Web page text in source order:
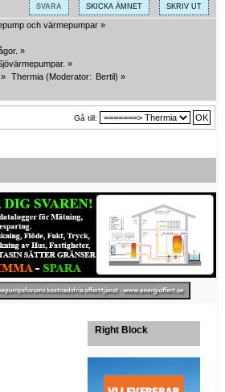
SVARA SKICKA ÄMNET SKRIV UT
och värmepumpar »
»
»
» Thermia (Moderator: Bertil) »
Gå till:
Right Block